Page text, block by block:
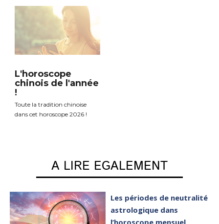
L'horoscope
chinois de l'année
!
Toute la tradition chinoise
dans cet horoscope 2026 !
A LIRE EGALEMENT
Les périodes de neutralité
astrologique dans
l’horoscope mensuel